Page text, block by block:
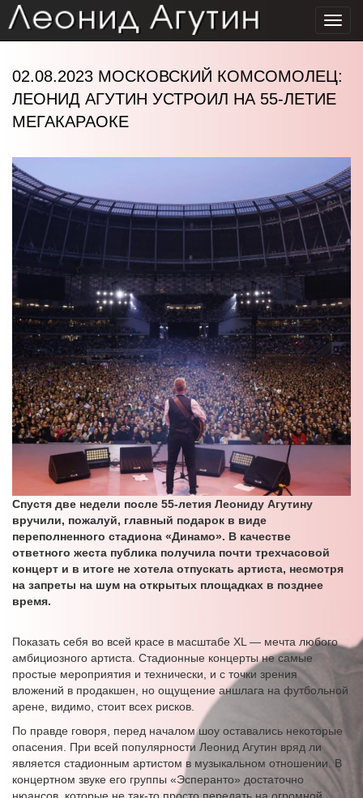
02.08.2023 МОСКОВСКИЙ КОМСОМОЛЕЦ:
ЛЕОНИД АГУТИН УСТРОИЛ НА 55-ЛЕТИЕ
МЕГАКАРАОКЕ
Спустя две недели после 55-летия Леониду Агутину
вручили, пожалуй, главный подарок в виде
переполненного стадиона «Динамо». В качестве
ответного жеста публика получила почти трехчасовой
концерт и в итоге не хотела отпускать артиста, несмотря
на запреты на шум на открытых площадках в позднее
время.
Показать себя во всей красе в масштабе XL — мечта любого
амбициозного артиста. Стадионные концерты не самые
простые мероприятия и технически, и с точки зрения
вложений в продакшен, но ощущение аншлага на футбольной
арене, видимо, стоит всех рисков.
По правде говоря, перед началом шоу оставались некоторые
опасения. При всей популярности Леонид Агутин вряд ли
является стадионным артистом в музыкальном отношении. В
концертном звуке его группы «Эсперанто» достаточно